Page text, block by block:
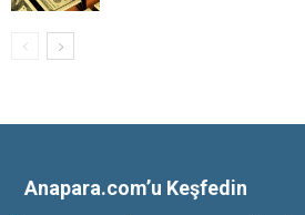
Anapara.com’u Keşfedin